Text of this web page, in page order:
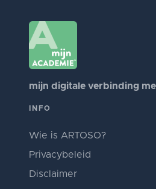
mijn digitale verbinding
INFO
Wie is ARTOSO?
Privacybeleid
Disclaimer